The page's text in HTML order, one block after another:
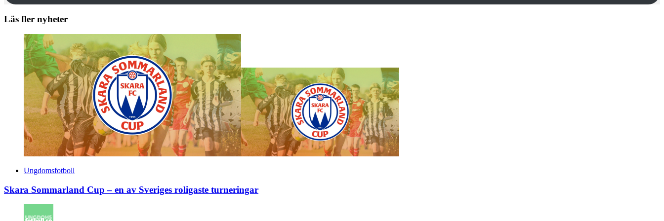
Läs fler nyheter
Ungdomsfotboll
Skara Sommarland Cup – en av Sveriges roligaste turneringar